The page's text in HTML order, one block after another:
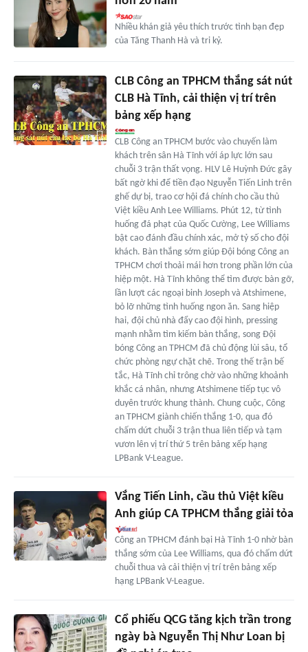
Nhiều khán giả yêu thích trước tình bạn đẹp
của Tăng Thanh Hà và tri kỷ.
CLB Công an TPHCM thắng sát nút
CLB Hà Tĩnh, cải thiện vị trí trên
bảng xếp hạng
CLB Công an TPHCM bước vào chuyến làm
khách trên sân Hà Tĩnh với áp lực lớn sau
chuỗi 3 trận thất vọng. HLV Lê Huỳnh Đức gây
bất ngờ khi để tiền đạo Nguyễn Tiến Linh trên
ghế dự bị, trao cơ hội đá chính cho cầu thủ
Việt kiều Anh Lee Williams. Phút 12, từ tình
huống đá phạt của Quốc Cường, Lee Williams
bật cao đánh đầu chính xác, mở tỷ số cho đội
khách. Bàn thắng sớm giúp Đội bóng Công an
TPHCM chơi thoải mái hơn trong phần lớn của
hiệp một. Hà Tĩnh không thể tìm được bàn gỡ,
lần lượt các ngoại binh Joseph và Atshimene,
bỏ lỡ những tình huống ngon ăn. Sang hiệp
hai, đội chủ nhà đẩy cao đội hình, pressing
mạnh nhằm tìm kiếm bàn thắng, song Đội
bóng Công an TPHCM đã chủ động lùi sâu, tổ
chức phòng ngự chặt chẽ. Trong thế trận bế
tắc, Hà Tĩnh chỉ trông chờ vào những khoảnh
khắc cá nhân, nhưng Atshimene tiếp tục vô
duyên trước khung thành. Chung cuộc, Công
an TPHCM giành chiến thắng 1-0, qua đó
chấm dứt chuỗi 3 trận thua liên tiếp và tạm
vươn lên vị trí thứ 5 trên bảng xếp hạng
LPBank V-League.
Vắng Tiến Linh, cầu thủ Việt kiều
Anh giúp CA TPHCM thắng giải tỏa
Công an TPHCM đánh bại Hà Tĩnh 1-0 nhờ bàn
thắng sớm của Lee Williams, qua đó chấm dứt
chuỗi thua và cải thiện vị trí trên bảng xếp
hạng LPBank V-League.
Cổ phiếu QCG tăng kịch trần trong
ngày bà Nguyễn Thị Như Loan bị